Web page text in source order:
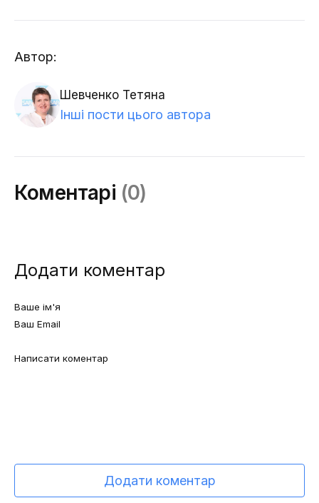
Автор:
Шевченко Тетяна
Інші пости цього автора
Коментарі (0)
Додати коментар
Додати коментар